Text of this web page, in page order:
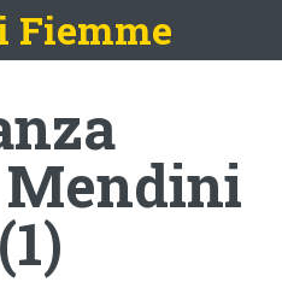
Fiemme
Mendini